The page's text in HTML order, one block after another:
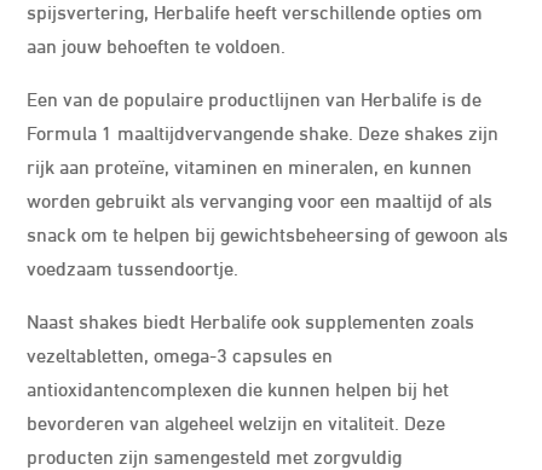
spijsvertering, Herbalife heeft verschillende opties om
aan jouw behoeften te voldoen.
Een van de populaire productlijnen van Herbalife is de
Formula 1 maaltijdvervangende shake. Deze shakes zijn
rijk aan proteïne, vitaminen en mineralen, en kunnen
worden gebruikt als vervanging voor een maaltijd of als
snack om te helpen bij gewichtsbeheersing of gewoon als
voedzaam tussendoortje.
Naast shakes biedt Herbalife ook supplementen zoals
vezeltabletten, omega-3 capsules en
antioxidantencomplexen die kunnen helpen bij het
bevorderen van algeheel welzijn en vitaliteit. Deze
producten zijn samengesteld met zorgvuldig